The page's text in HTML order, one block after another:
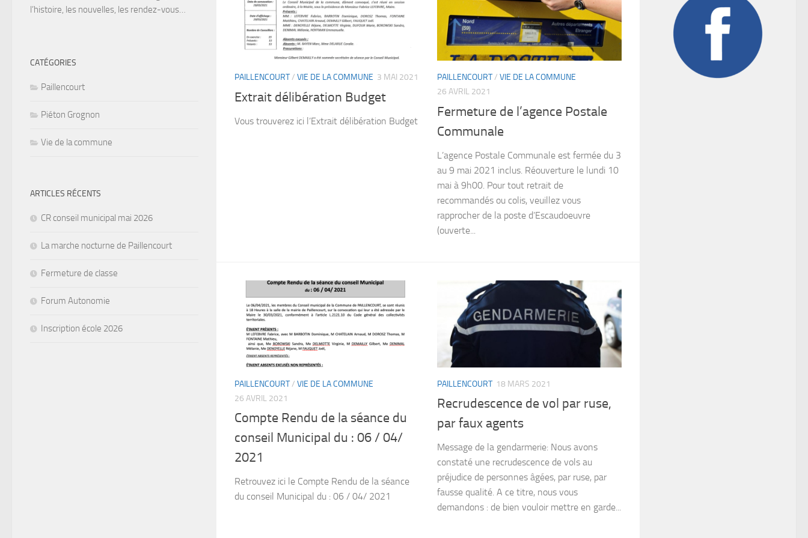
PAILLENCOURT/ VIE DE LA COMMUNE 3 MAI 2021
Extrait délibération Budget
Vous trouverez ici l’Extrait délibération Budget
PAILLENCOURT/ VIE DE LA COMMUNE
26 AVRIL 2021
Fermeture de l’agence Postale
Communale
L’agence Postale Communale est fermée du 3
au 9 mai 2021 inclus. Réouverture le lundi 10
mai à 9h00. Pour tout retrait de
recommandés ou colis, veuillez vous
rapprocher de la poste d’Escaudoeuvre
(ouverte...
PAILLENCOURT/ VIE DE LA COMMUNE
26 AVRIL 2021
Compte Rendu de la séance du
conseil Municipal du : 06 / 04/
2021
Retrouvez ici le Compte Rendu de la séance
du conseil Municipal du : 06 / 04/ 2021
PAILLENCOURT 18 MARS 2021
Recrudescence de vol par ruse,
par faux agents
Message de la gendarmerie: Nous avons
constaté une recrudescence de vols au
préjudice de personnes âgées, par ruse, par
fausse qualité. A ce titre, nous vous
demandons : de bien vouloir mettre en garde...
l’histoire, les nouvelles, les rendez-vous…
CATÉGORIES
Paillencourt
Piéton Grognon
Vie de la commune
ARTICLES RÉCENTS
CR conseil municipal mai 2026
La marche nocturne de Paillencourt
Fermeture de classe
Forum Autonomie
Inscription école 2026